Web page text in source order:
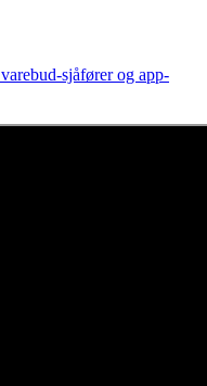
sjåfører og app-